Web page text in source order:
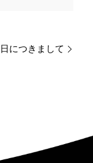
につきまして